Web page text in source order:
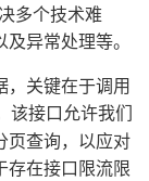
多个技术难
异常处理等。
，关键在于调用
该接口允许我们
页查询，以应对
存在接口限流限